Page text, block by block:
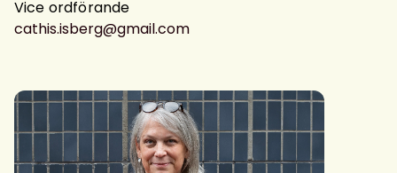
Vice ordförande
cathis.isberg@gmail.com